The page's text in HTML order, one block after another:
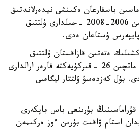
باسقارعان ەكىنشى نيدەرلاندتىق
مامان اتاندى. بۇعان دەيىن 2006-2008 -جىلدارى ۇلتتىق
پايپەرس ۇستاعان ەدى.
ەتەتىن قازاقستان ۇلتتىق
قۇراماسى العاشقى رەسمي ماتچىن 26 -قىركۇيەكتە فارەر ارالدارى
بۇل كەزدەسۋ ۇلتتار ليگاسى
قۇراماسىنىڭ بۇرىنعى باس باپكەرى
استام ۋاقىت بۇرىن ءوز ەركىمەن